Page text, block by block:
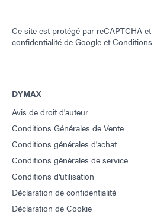
Ce site est protégé par reCAPTCHA et
confidentialité de Google et
DYMAX
Avis de droit d'auteur
Conditions Générales de Vente
Conditions générales d'achat
Conditions générales de service
Conditions d'utilisation
Déclaration de confidentialité
Déclaration de Cookie